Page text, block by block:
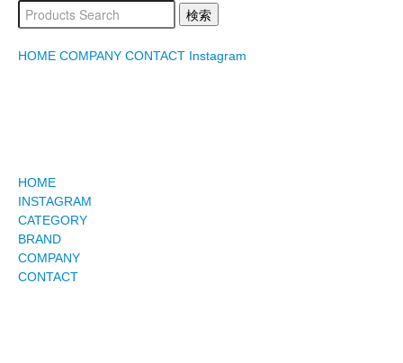
HOME COMPANY CONTACT Instagram
HOME
INSTAGRAM
CATEGORY
BRAND
COMPANY
CONTACT